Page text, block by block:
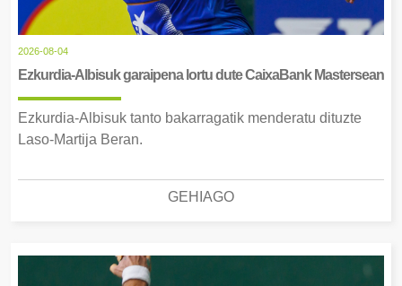
2026-08-04
Ezkurdia-Albisuk garaipena lortu dute CaixaBank Mastersean
Ezkurdia-Albisuk tanto bakarragatik menderatu dituzte
Laso-Martija Beran.
GEHIAGO